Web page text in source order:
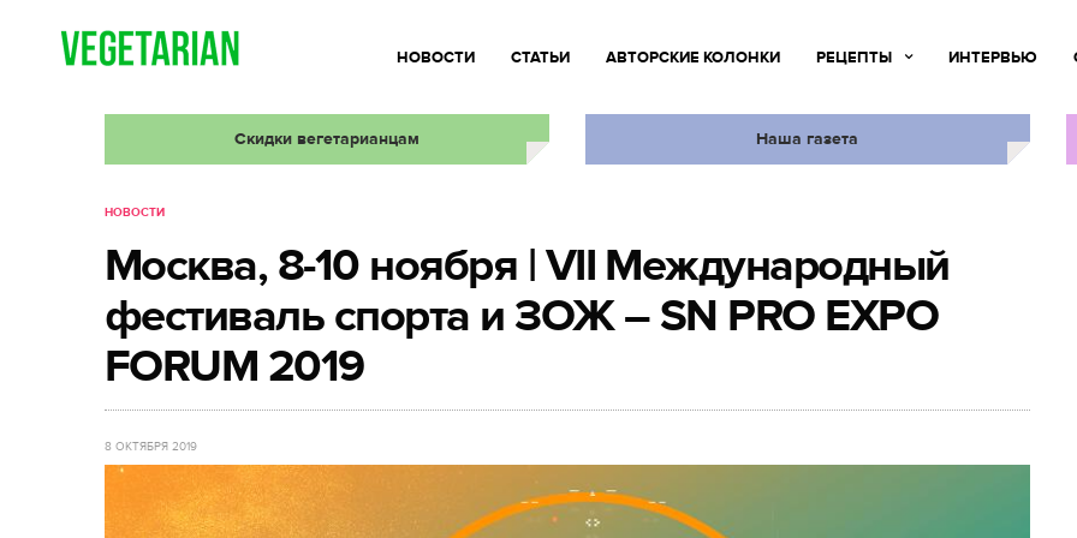
НОВОСТИ СТАТЬИ АВТОРСКИЕ КОЛОНКИ РЕЦЕПТЫ ИНТЕРВЬЮ
Скидки вегетарианцам Наша газета
НОВОСТИ
Москва, 8-10 ноября | VII Международный
фестиваль спорта и ЗОЖ – SN PRO EXPO
FORUM 2019
8 ОКТЯБРЯ 2019